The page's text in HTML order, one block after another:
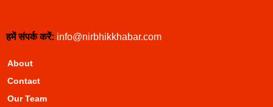
हमें संपर्क करें: info@nirbhikkhabar.com
About
Contact
Our Team